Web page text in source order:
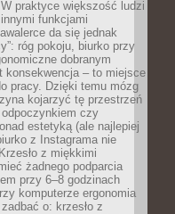
praktyce większość ludzi
funkcjami
da się jednak
róg pokoju, biurko przy
dobranym
konsekwencja – to miejsce
pracy. Dzięki temu mózg
kojarzyć tę przestrzeń
czy
estetyką (ale najlepiej
z Instagrama nie
z miękkimi
żadnego podparcia
przy 6–8 godzinach
komputerze ergonomia
o: krzesło z